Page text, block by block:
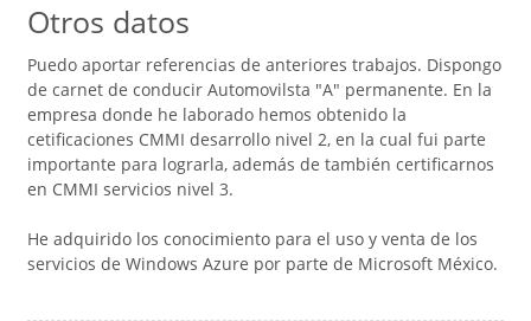
Otros datos
Puedo aportar referencias de anteriores trabajos. Dispongo
de carnet de conducir Automovilsta "A" permanente. En la
empresa donde he laborado hemos obtenido la
cetificaciones CMMI desarrollo nivel 2, en la cual fui parte
importante para lograrla, además de también certificarnos
en CMMI servicios nivel 3.
He adquirido los conocimiento para el uso y venta de los
servicios de Windows Azure por parte de Microsoft México.